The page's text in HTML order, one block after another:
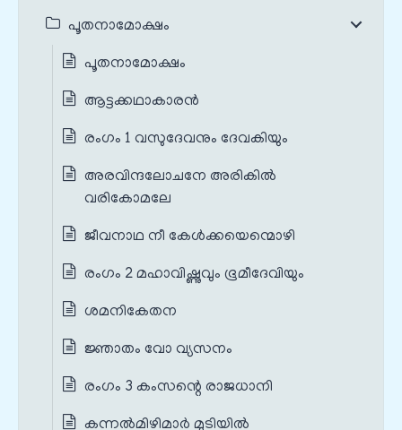
പൂതനാമോക്ഷം
പൂതനാമോക്ഷം
ആട്ടക്കഥാകാരൻ
രംഗം 1 വസുദേവനും ദേവകിയും
അരവിന്ദലോചനേ അരികിൽ
വരികോമലേ
ജീവനാഥ നീ കേൾക്കയെന്മൊഴി
രംഗം 2 മഹാവിഷ്ണുവും ഭൂമീദേവിയും
ശമനികേതന
ജ്ഞാതം വോ വ്യസനം
രംഗം 3 കംസന്റെ രാജധാനി
കന്നൽമിഴിമാർ മുടിയിൽ